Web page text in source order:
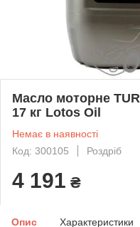
Масло моторне
17 кг Lotos Oil
Немає в наявності
Код: 300105
Роздріб
4 191 ₴
Опис Характеристики